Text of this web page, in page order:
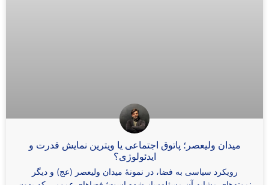
میدان ولیعصر؛ پاتوق اجتماعی یا ویترین نمایش قدرت و
ایدئولوژی؟
رویکرد سیاسی به فضا، در نمونۀ میدان ولیعصر (عج) و دیگر